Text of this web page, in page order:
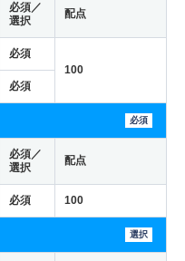
必須／
選択
配点
必須
100
必須
必須
必須／
選択
配点
必須 100
選択